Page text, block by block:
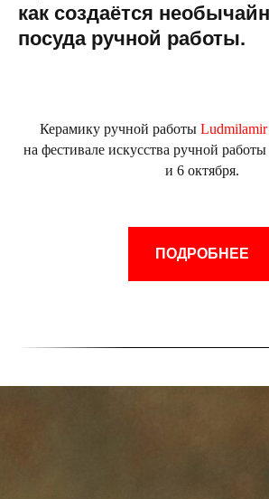
как создаётся
посуда ручной работы.
Керамику ручной работы Ludmilamir
на фестивале искусства ручной
и 6 октября.
ПОДРОБНЕЕ